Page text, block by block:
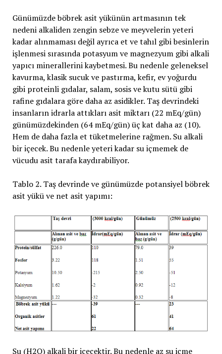
Günümüzde böbrek asit yükünün artmasının tek
nedeni alkaliden zengin sebze ve meyvelerin yeteri
kadar alınmaması değil ayrıca et ve tahıl gibi besinlerin
işlenmesi sırasında potasyum ve magnezyum gibi alkali
yapıcı minerallerini kaybetmesi. Bu nedenle geleneksel
kavurma, klasik sucuk ve pastırma, kefir, ev yoğurdu
gibi proteinli gıdalar, salam, sosis ve kutu sütü gibi
rafine gıdalara göre daha az asidikler. Taş devrindeki
insanların idrarla attıkları asit miktarı (22 mEq/gün)
günümüzdekinden (64 mEq/gün) üç kat daha az (10).
Hem de daha fazla et tüketmelerine rağmen. Su alkali
bir içecek. Bu nedenle yeteri kadar su içmemek de
vücudu asit tarafa kaydırabiliyor.
Tablo 2. Taş devrinde ve günümüzde potansiyel böbrek
asit yükü ve net asit yapımı:
Su (H2O) alkali bir içecektir. Bu nedenle az su içme